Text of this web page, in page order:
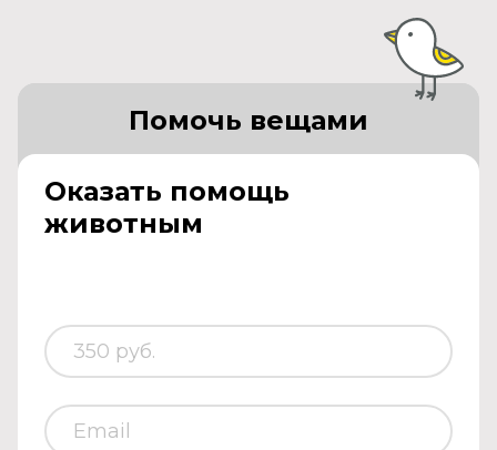
Оказать помощь
животным
Помочь вещами